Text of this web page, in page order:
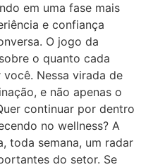
em uma fase mais
e confiança
O jogo da
o quanto cada
Nessa virada de
e não apenas o
continuar por dentro
no wellness? A
toda semana, um radar
do setor. Se